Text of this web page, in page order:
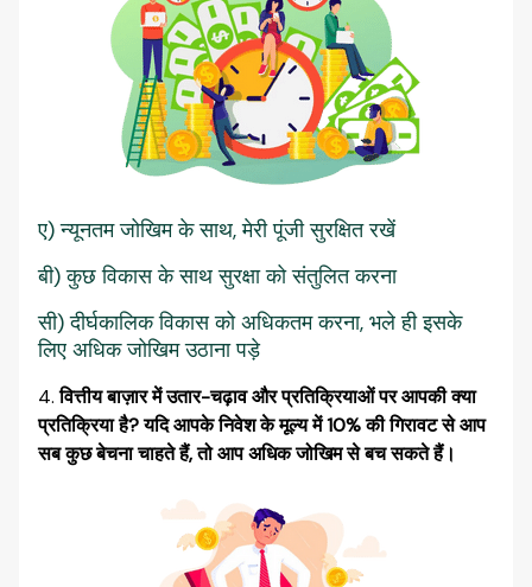
ए) न्यूनतम जोखिम के साथ, मेरी पूंजी सुरक्षित रखें
बी) कुछ विकास के साथ सुरक्षा को संतुलित करना
सी) दीर्घकालिक विकास को अधिकतम करना, भले ही इसके
लिए अधिक जोखिम उठाना पड़े
वित्तीय बाज़ार में उतार-चढ़ाव और प्रतिक्रियाओं पर आपकी क्या
प्रतिक्रिया है? यदि आपके निवेश के मूल्य में 10% की गिरावट से आप
सब कुछ बेचना चाहते हैं, तो आप अधिक जोखिम से बच सकते हैं।